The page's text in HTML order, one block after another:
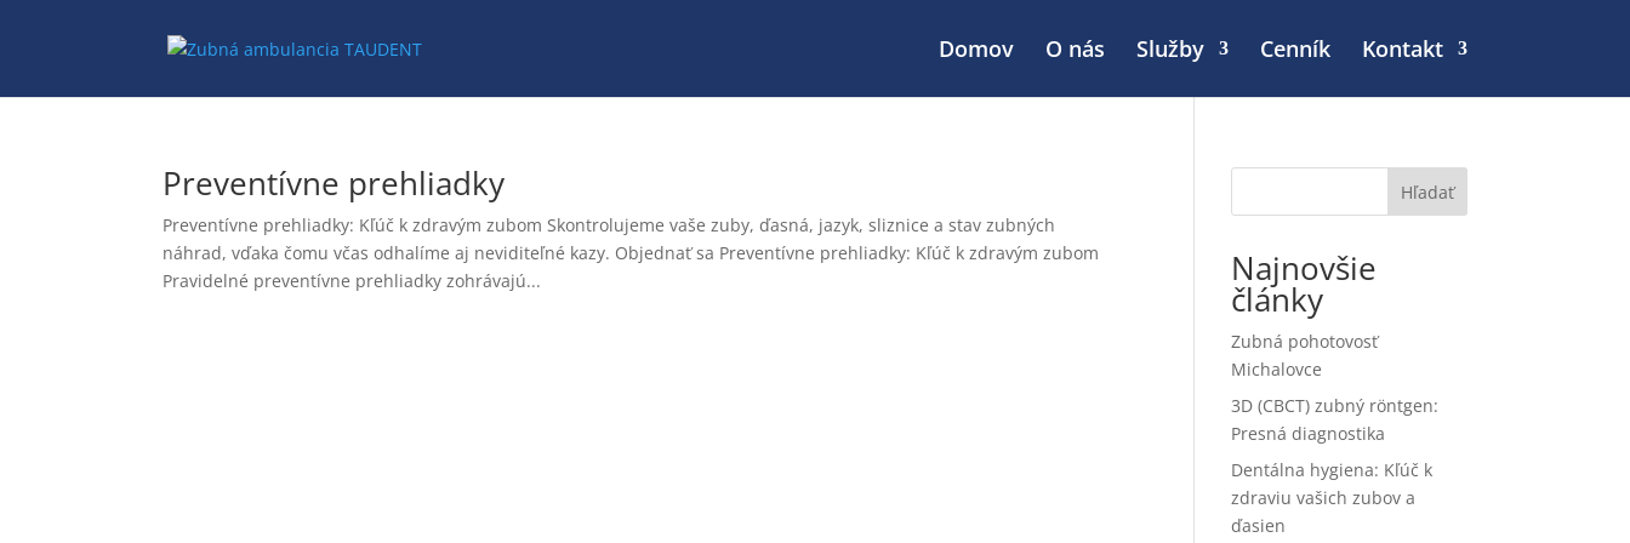
Domov O nás Služby Cenník Kontakt
Preventívne prehliadky
Preventívne prehliadky: Kľúč k zdravým zubom Skontrolujeme vaše zuby, ďasná, jazyk, sliznice a stav zubných
náhrad, vďaka čomu včas odhalíme aj neviditeľné kazy. Objednať sa Preventívne prehliadky: Kľúč k zdravým zubom
Pravidelné preventívne prehliadky zohrávajú...
Hľadať
Najnovšie
články
Zubná pohotovosť
Michalovce
3D (CBCT) zubný röntgen:
Presná diagnostika
Dentálna hygiena: Kľúč k
zdraviu vašich zubov a
ďasien